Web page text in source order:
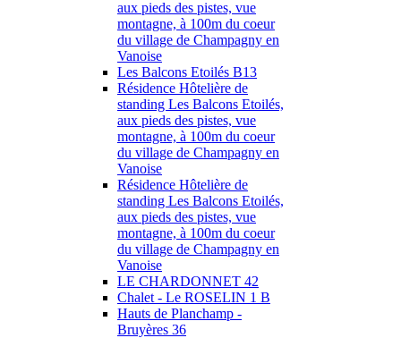
aux pieds des pistes, vue
montagne, à 100m du coeur
du village de Champagny en
Vanoise
Les Balcons Etoilés B13
Résidence Hôtelière de
standing Les Balcons Etoilés,
aux pieds des pistes, vue
montagne, à 100m du coeur
du village de Champagny en
Vanoise
Résidence Hôtelière de
standing Les Balcons Etoilés,
aux pieds des pistes, vue
montagne, à 100m du coeur
du village de Champagny en
Vanoise
LE CHARDONNET 42
Chalet - Le ROSELIN 1 B
Hauts de Planchamp -
Bruyères 36